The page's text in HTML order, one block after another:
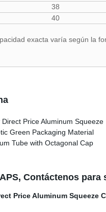
38
40
exacta varía según la
Contáctenos